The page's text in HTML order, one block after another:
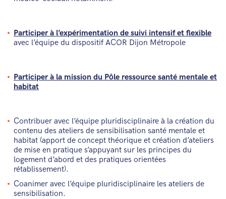
Participer à l’expérimentation de suivi intensif et flexible
avec l’équipe du dispositif ACOR Dijon Métropole
Participer à la mission du Pôle ressource santé mentale et
habitat
Contribuer avec l’équipe pluridisciplinaire à la création du
contenu des ateliers de sensibilisation santé mentale et
habitat (apport de concept théorique et création d’ateliers
de mise en pratique s’appuyant sur les principes du
logement d’abord et des pratiques orientées
rétablissement).
Coanimer avec l’équipe pluridisciplinaire les ateliers de
sensibilisation.